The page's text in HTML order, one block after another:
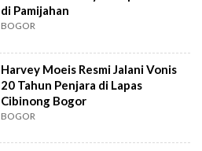
di Pamijahan
BOGOR
Harvey Moeis Resmi Jalani Vonis
20 Tahun Penjara di Lapas
Cibinong Bogor
BOGOR